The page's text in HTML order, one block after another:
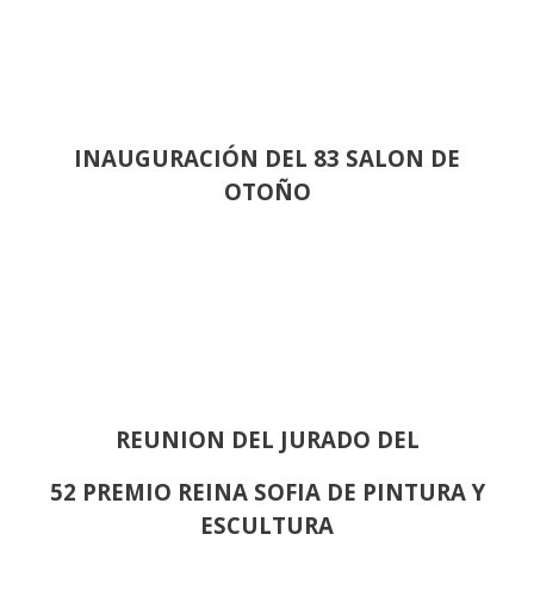
INAUGURACIÓN DEL 83 SALON DE
OTOÑO
REUNION DEL JURADO DEL
52 PREMIO REINA SOFIA DE PINTURA Y
ESCULTURA